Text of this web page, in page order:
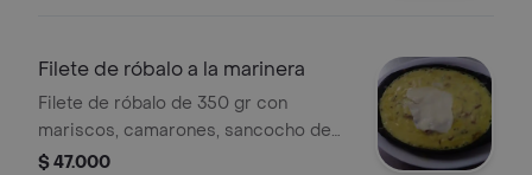
Filete de róbalo a la marinera
Filete de róbalo de 350 gr con
mariscos, camarones, sancocho de
pescado, ensalada, patacón y arroz a
$ 47.000